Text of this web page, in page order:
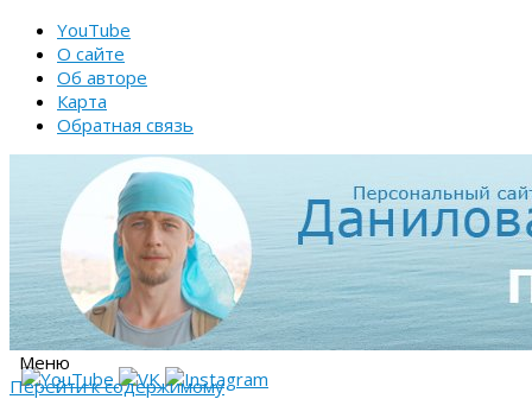
YouTube
О сайте
Об авторе
Карта
Обратная связь
Меню
Перейти к содержимому